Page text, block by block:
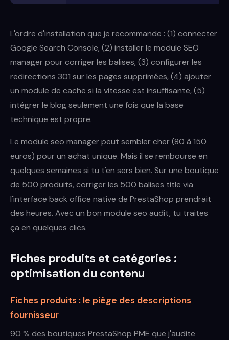
L'ordre d'installation que je recommande : (1) connecter
Google Search Console, (2) installer le module SEO
manager pour corriger les balises, (3) configurer les
redirections 301 sur les pages supprimées, (4) ajouter
un module de cache si la vitesse est insuffisante, (5)
intégrer le blog seulement une fois que la base
technique est propre.
Le module seo manager peut sembler cher (80 à 150
euros) pour un achat unique. Mais il se rembourse en
quelques semaines si tu t'en sers bien. Sur une boutique
de 500 produits, corriger les 500 balises title via
l'interface back office native de PrestaShop prendrait
des heures. Avec un bon module seo audit, tu traites
ça en quelques clics.
Fiches produits et catégories :
optimisation du contenu
Fiches produits : le piège des descriptions
fournisseur
90 % des boutiques PrestaShop PME que j'audite